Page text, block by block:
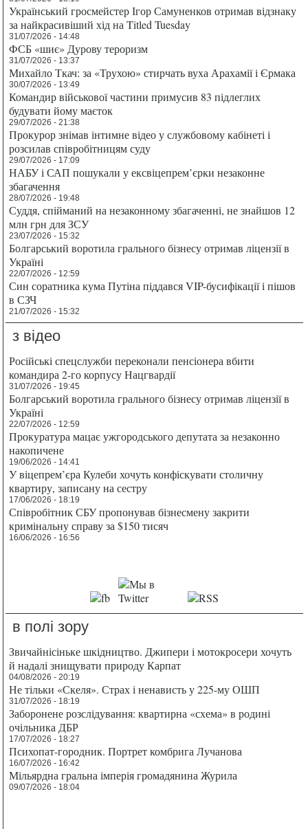
Український гросмейстер Ігор Самуненков отримав відзнаку
за найкрасивіший хід на Titled Tuesday
31/07/2026 - 14:48
ФСБ «шиє» Дурову тероризм
31/07/2026 - 13:37
Михайло Ткач: за «Трухою» стирчать вуха Арахамії і Єрмака
30/07/2026 - 13:49
Командир військової частини примусив 83 підлеглих
будувати йому маєток
29/07/2026 - 21:38
Прокурор знімав інтимне відео у службовому кабінеті і
розсилав співробітницям суду
29/07/2026 - 17:09
НАБУ і САП пошукали у ексвіцепрем’єрки незаконне
збагачення
28/07/2026 - 19:48
Суддя, спійманий на незаконному збагаченні, не знайшов 12
млн грн для ЗСУ
23/07/2026 - 15:32
Болгарський воротила грального бізнесу отримав ліцензії в
Україні
22/07/2026 - 12:59
Син соратника кума Путіна піддався VIP-бусифікації і пішов
в СЗЧ
21/07/2026 - 15:32
з відео
Російські спецслужби переконали пенсіонера вбити
командира 2-го корпусу Нацгвардії
31/07/2026 - 19:45
Болгарський воротила грального бізнесу отримав ліцензії в
Україні
22/07/2026 - 12:59
Прокуратура мацає ужгородського депутата за незаконно
накопичене
19/06/2026 - 14:41
У віцепрем’єра Кулеби хочуть конфіскувати столичну
квартиру, записану на сестру
17/06/2026 - 18:19
Співробітник СБУ пропонував бізнесмену закрити
кримінальну справу за $150 тисяч
16/06/2026 - 16:56
в полі зору
Звичайнісіньке шкідництво. Джипери і мотокросери хочуть
й надалі знищувати природу Карпат
04/08/2026 - 20:19
Не тільки «Скеля». Страх і ненависть у 225-му ОШП
31/07/2026 - 18:19
Заборонене розслідування: квартирна «схема» в родині
очільника ДБР
17/07/2026 - 18:27
Психопат-городник. Портрет комбрига Лучанова
16/07/2026 - 16:42
Мільярдна гральна імперія громадянина Журила
09/07/2026 - 18:04